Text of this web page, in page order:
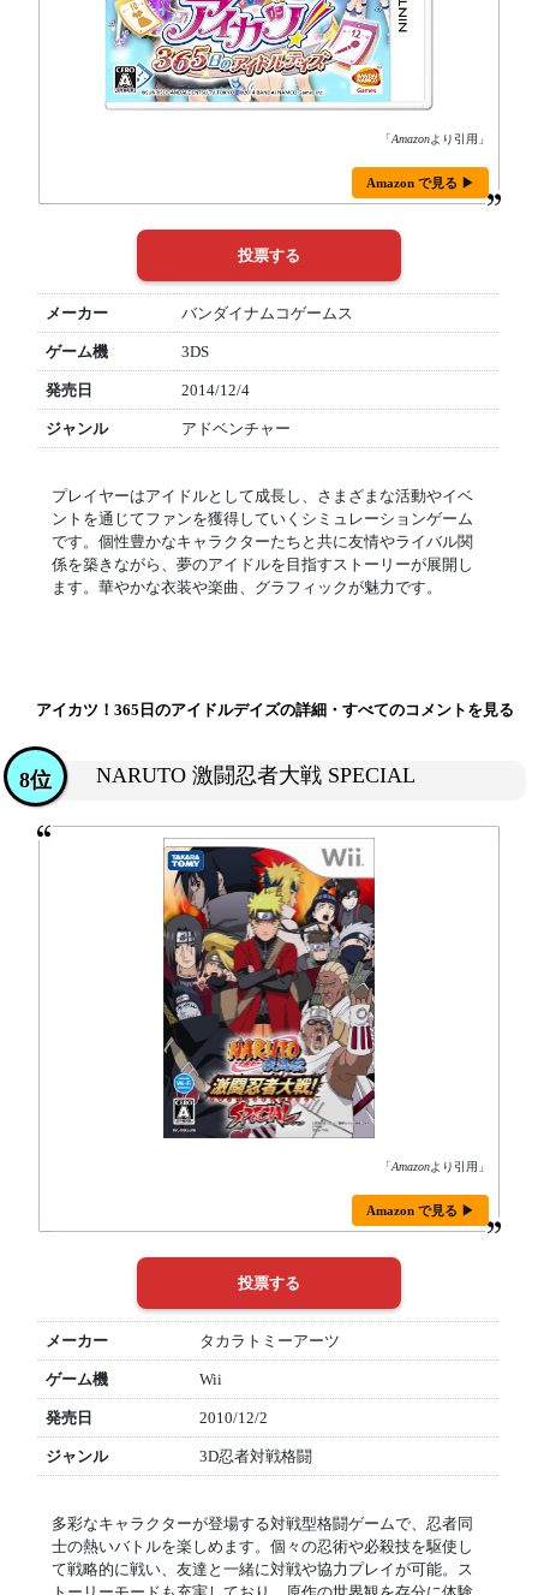
「Amazonより引用」
Amazon で見る ▶
メーカー バンダイナムコゲームス
ゲーム機 3DS
発売日 2014/12/4
ジャンル アドベンチャー
プレイヤーはアイドルとして成長し、さまざまな活動やイベ
ントを通じてファンを獲得していくシミュレーションゲーム
です。個性豊かなキャラクターたちと共に友情やライバル関
係を築きながら、夢のアイドルを目指すストーリーが展開し
ます。華やかな衣装や楽曲、グラフィックが魅力です。
アイカツ！365日のアイドルデイズの詳細・すべてのコメントを見る
NARUTO 激闘忍者大戦 SPECIAL
8位
「Amazonより引用」
Amazon で見る ▶
メーカー タカラトミーアーツ
ゲーム機 Wii
発売日 2010/12/2
ジャンル 3D忍者対戦格闘
多彩なキャラクターが登場する対戦型格闘ゲームで、忍者同
士の熱いバトルを楽しめます。個々の忍術や必殺技を駆使し
て戦略的に戦い、友達と一緒に対戦や協力プレイが可能。ス